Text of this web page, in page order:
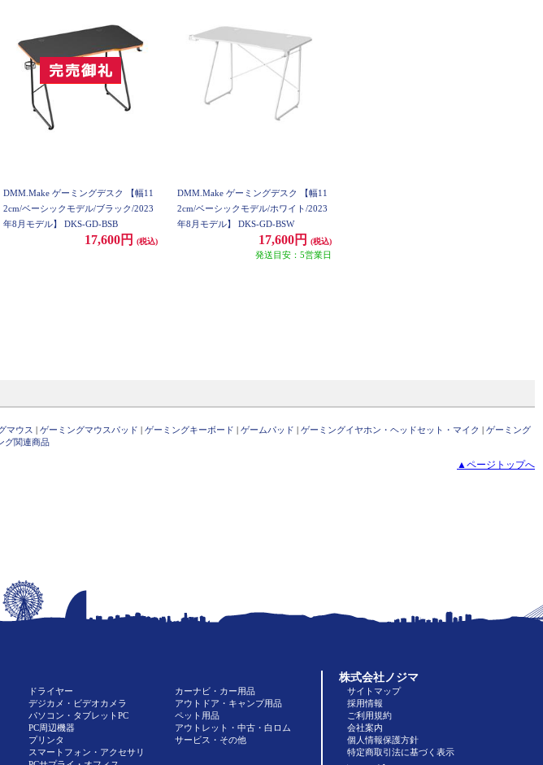
DMM.Make ゲーミングデスク 【幅11
2cm/ベーシックモデル/ブラック/2023
年8月モデル】 DKS-GD-BSB
17,600円 (税込)
DMM.Make ゲーミングデスク 【幅11
2cm/ベーシックモデル/ホワイト/2023
年8月モデル】 DKS-GD-BSW
17,600円 (税込)
発送目安：5営業日
マウス | ゲーミングマウスパッド | ゲーミングキーボード | ゲームパッド | ゲーミングイヤホン・ヘッドセット・マイク | ゲーミング
グ関連商品
▲ページトップへ
ドライヤー
デジカメ・ビデオカメラ
パソコン・タブレットPC
PC周辺機器
プリンタ
スマートフォン・アクセサリ
カーナビ・カー用品
アウトドア・キャンプ用品
ペット用品
アウトレット・中古・白ロム
サービス・その他
株式会社ノジマ
サイトマップ
採用情報
ご利用規約
会社案内
個人情報保護方針
特定商取引法に基づく表示